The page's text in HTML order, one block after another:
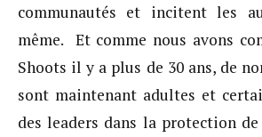
communautés et incitent les
même. Et comme nous avons
Shoots il y a plus de 30 ans, de
sont maintenant adultes et
des leaders dans la protection